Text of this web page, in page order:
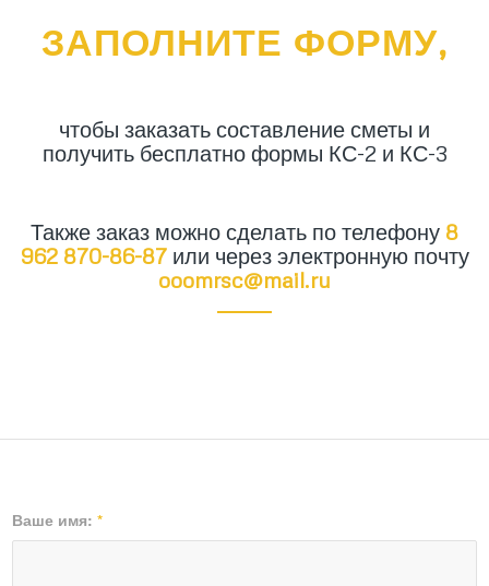
ЗАПОЛНИТЕ ФОРМУ,
чтобы заказать составление сметы и
получить бесплатно формы КС-2 и КС-3
Также заказ можно сделать по телефону 8
962 870-86-87или через электронную почту
ooomrsc@mail.ru
Ваше имя:*